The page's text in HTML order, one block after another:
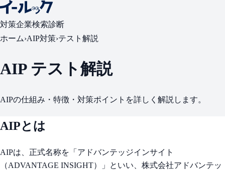
対策企業検索診断
ホーム›AIP対策›テスト解説
AIP テスト解説
AIPの仕組み・特徴・対策ポイントを詳しく解説します。
AIPとは
AIPは、正式名称を「アドバンテッジインサイト
（ADVANTAGE INSIGHT）」といい、株式会社アドバンテッ